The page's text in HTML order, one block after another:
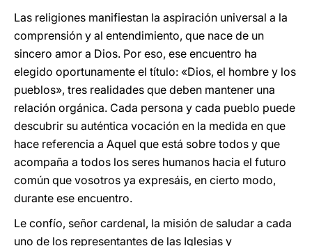
Las religiones manifiestan la aspiración universal a la
comprensión y al entendimiento, que nace de un
sincero amor a Dios. Por eso, ese encuentro ha
elegido oportunamente el título: «Dios, el hombre y los
pueblos», tres realidades que deben mantener una
relación orgánica. Cada persona y cada pueblo puede
descubrir su auténtica vocación en la medida en que
hace referencia a Aquel que está sobre todos y que
acompaña a todos los seres humanos hacia el futuro
común que vosotros ya expresáis, en cierto modo,
durante ese encuentro.
Le confío, señor cardenal, la misión de saludar a cada
uno de los representantes de las Iglesias y